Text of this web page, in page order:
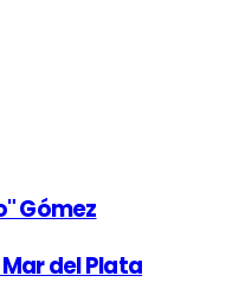
Gómez
del Plata